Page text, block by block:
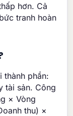
hơn. Cả
tranh hoàn
thành phần:
tài sản. Công
× Vòng
thu) ×